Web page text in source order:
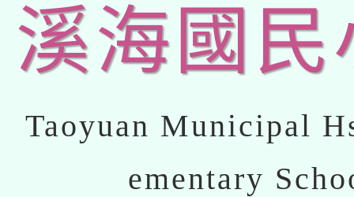
溪海國民
Taoyuan Municipal
ementary